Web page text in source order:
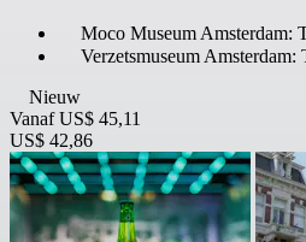
Moco Museum Amsterdam:
Verzetsmuseum
Nieuw
Vanaf US$ 45,11
US$ 42,86